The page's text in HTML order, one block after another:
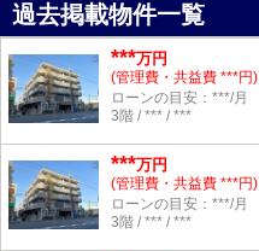
過去掲載物件一覧
***万円
(管理費・共益費 ***円)
ローンの目安：***/月
3階 / *** / ***
***万円
(管理費・共益費 ***円)
ローンの目安：***/月
3階 / *** / ***